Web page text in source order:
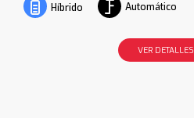
Híbrido Automático
VER DETALLES